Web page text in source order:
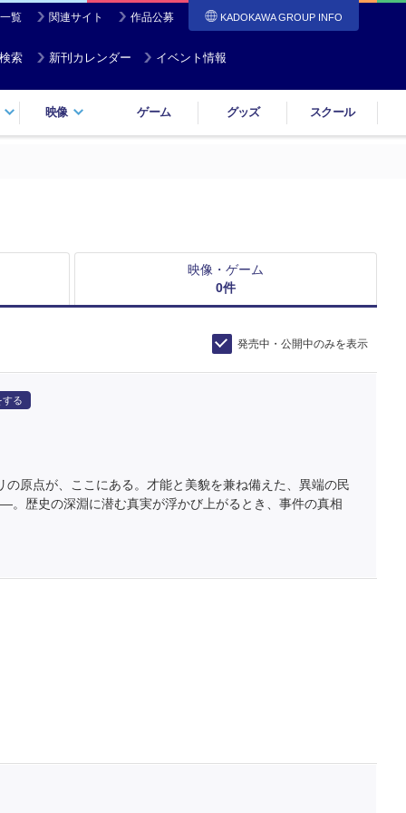
覧 関連サイト 作品公募 KADOKAWA GROUP INFO
索 新刊カレンダー イベント情報
映像 ゲーム グッズ スクール
映像・ゲーム
0件
発売中・公開中のみを表示
する
原点が、ここにある。才能と美貌を兼ね備えた、異端の民
歴史の深淵に潜む真実が浮かび上がるとき、事件の真相